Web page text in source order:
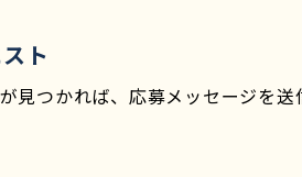
ト
見つかれば、応募メッセージを